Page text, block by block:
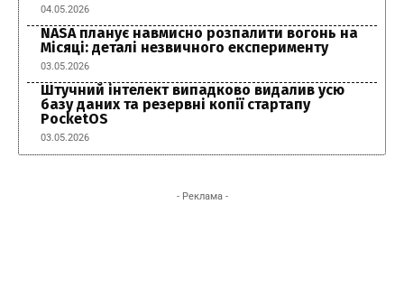
04.05.2026
NASA планує навмисно розпалити вогонь на
Місяці: деталі незвичного експерименту
03.05.2026
Штучний інтелект випадково видалив усю
базу даних та резервні копії стартапу
PocketOS
03.05.2026
- Реклама -